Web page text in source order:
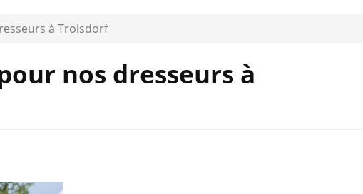
à Troisdorf
nos dresseurs à